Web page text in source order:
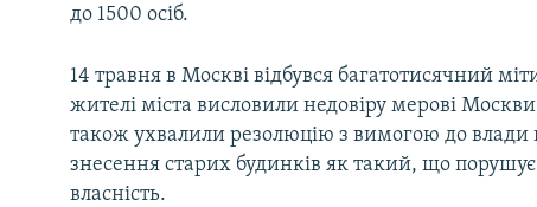
до 1500 осіб.
14 травня в Москві відбувся багатотисячний
жителі міста висловили недовіру мерові
також ухвалили резолюцію з вимогою до влади
знесення старих будинків як такий, що
власність.